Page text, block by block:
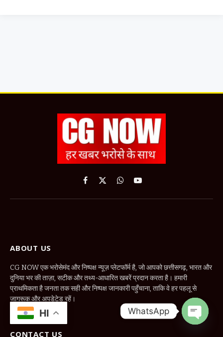
Facebook
X
WhatsApp
YouTube
ABOUT US
CG NOW एक भरोसेमंद और निष्पक्ष न्यूज़ प्लेटफॉर्म है, जो आपको छत्तीसगढ़, भारत और
दुनिया भर की ताज़ा, सटीक और तथ्य-आधारित खबरें प्रदान करता है। हमारी
प्राथमिकता है जनता तक सही और निष्पक्ष जानकारी पहुँचाना, ताकि वे हर पहलू से
जागरूक और अपडेटेड रहें।
CONTACT US
HI WhatsApp